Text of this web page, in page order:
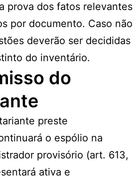
prova dos fatos relevantes
por documento. Caso não
deverão ser decididas
do inventário.
do
preste
o espólio na
provisório (art. 613,
ativa e